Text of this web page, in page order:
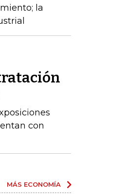
la
con
MÁS ECONOMÍA